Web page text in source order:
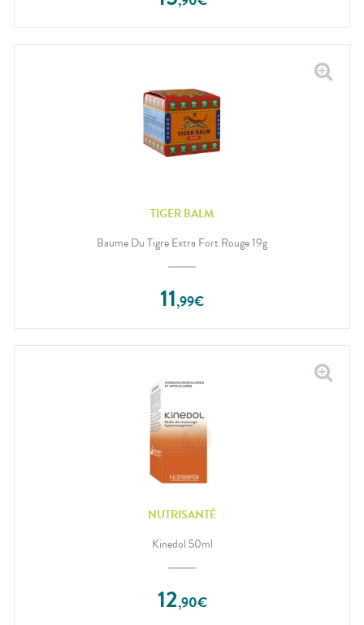
TIGER BALM
Baume Du Tigre Extra Fort Rouge 19g
11,99€
NUTRISANTÉ
Kinedol 50ml
12,90€